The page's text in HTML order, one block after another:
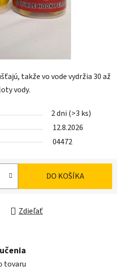
takže vo vode vydržia 30 až
vody.
2 dni (>3 ks)
12.8.2026
04472
DO KOŠÍKA
Zdieľať
tovaru